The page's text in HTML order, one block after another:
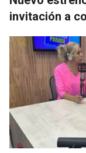
invitación a